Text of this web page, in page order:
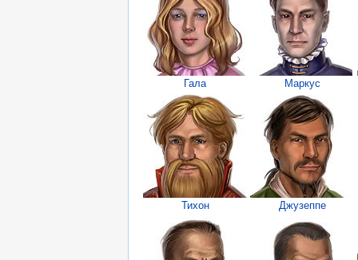
Гала Маркус
Тихон Джузеппе